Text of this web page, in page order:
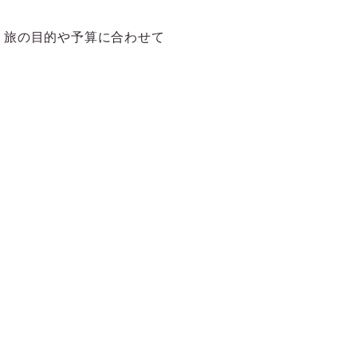
の目的や予算に合わせて